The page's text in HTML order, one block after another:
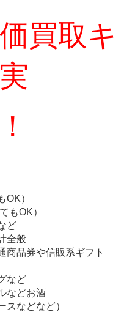
買取キ
OK）
もOK）
ど
全般
商品券や信販系ギフト
など
などお酒
スなどなど）